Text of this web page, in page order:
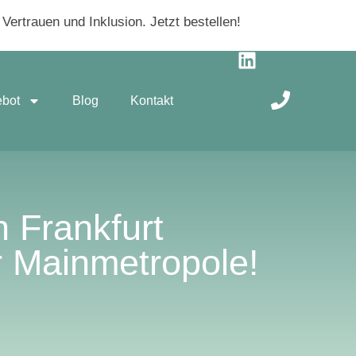
und Inklusion. Jetzt bestellen!
Blog Kontakt
Frankfurt